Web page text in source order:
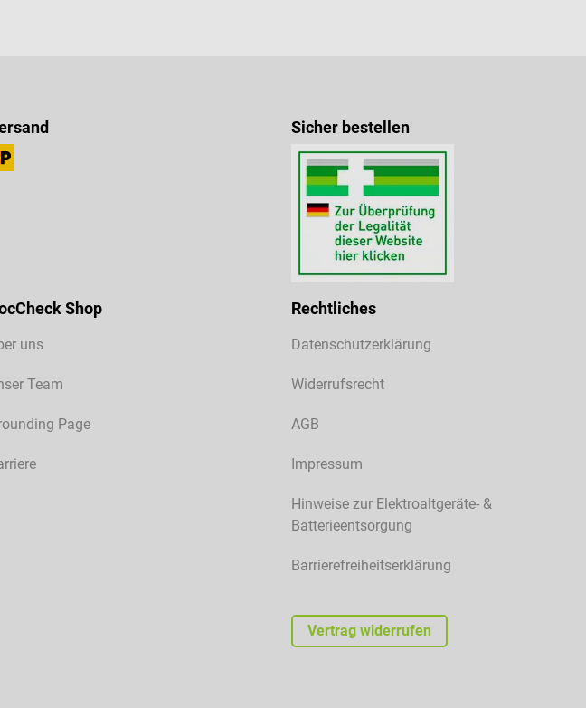
Sicher bestellen
Shop
uns
Team
Page
Rechtliches
Datenschutzerklärung
Widerrufsrecht
AGB
Impressum
Hinweise zur Elektroaltgeräte- &
Batterieentsorgung
Barrierefreiheitserklärung
Vertrag widerrufen